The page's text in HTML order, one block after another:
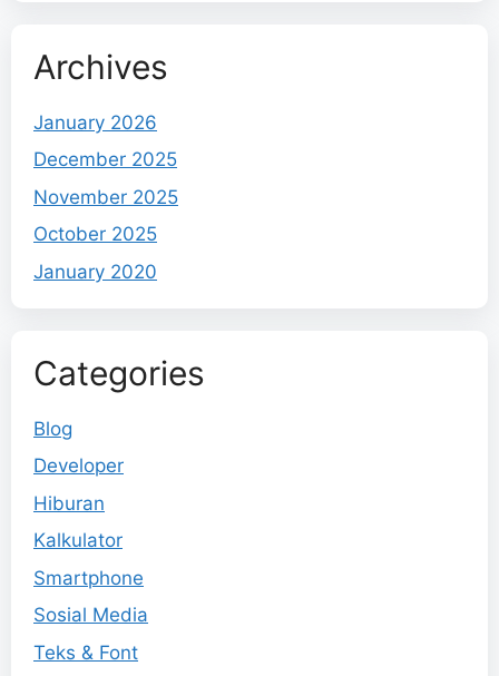
Archives
January 2026
December 2025
November 2025
October 2025
January 2020
Categories
Blog
Developer
Hiburan
Kalkulator
Smartphone
Sosial Media
Teks & Font